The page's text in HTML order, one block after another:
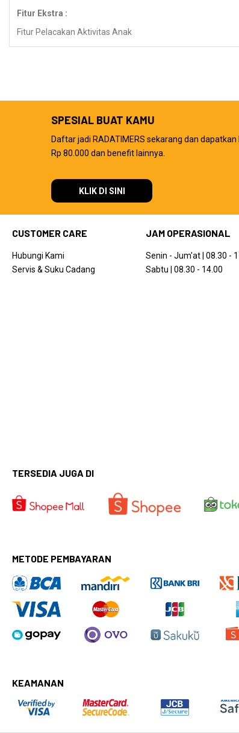
Fitur Ekstra :
Fitur Pelacakan Aktivitas Anak
SPESIAL BUAT KAMU
Daftar jadi RADATIMERS sekarang dan
Rp 80.000 dan benefit lainnya.
KLIK DI SINI
CUSTOMER CARE
Hubungi Kami
Servis & Suku Cadang
JAM OPERASIONAL
Senin - Jum'at | 08.30 -
Sabtu | 08.30 - 14.00
TERSEDIA JUGA DI
METODE PEMBAYARAN
KEAMANAN